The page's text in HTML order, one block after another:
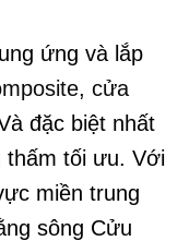
ứng và lắp
, cửa
đặc biệt nhất
thấm tối ưu. Với
miền trung
sông Cửu